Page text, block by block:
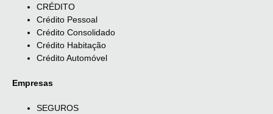
CRÉDITO
Crédito Pessoal
Crédito Consolidado
Crédito Habitação
Crédito Automóvel
Empresas
SEGUROS